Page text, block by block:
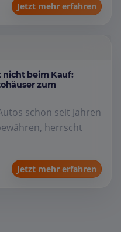
Jetzt mehr erfahren
nicht beim Kauf:
zum
schon seit Jahren
herrscht
Jetzt mehr erfahren